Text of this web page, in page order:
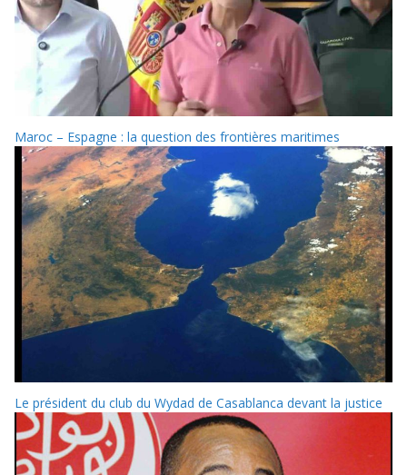
Maroc – Espagne : la question des frontières maritimes
Le président du club du Wydad de Casablanca devant la justice